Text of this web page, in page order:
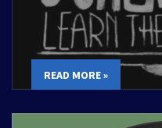
READ MORE »